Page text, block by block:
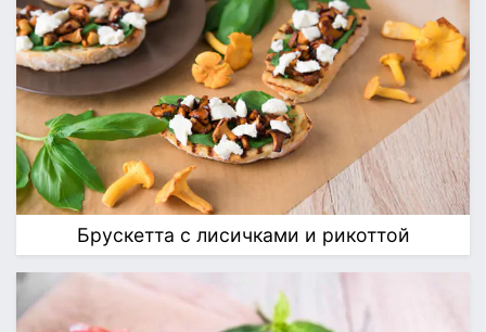
Брускетта с лисичками и рикоттой